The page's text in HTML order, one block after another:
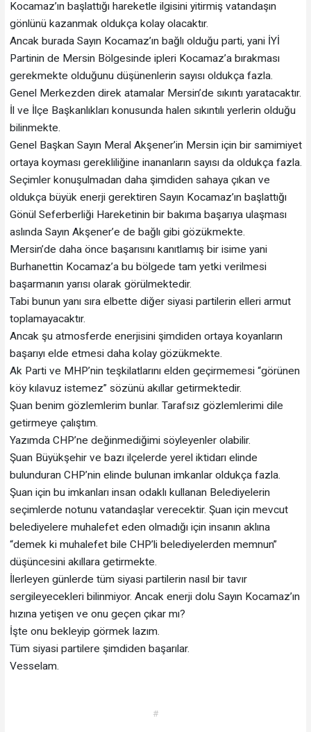
Kocamaz’ın başlattığı hareketle ilgisini yitirmiş vatandaşın
gönlünü kazanmak oldukça kolay olacaktır.
Ancak burada Sayın Kocamaz’ın bağlı olduğu parti, yani İYİ
Partinin de Mersin Bölgesinde ipleri Kocamaz’a bırakması
gerekmekte olduğunu düşünenlerin sayısı oldukça fazla.
Genel Merkezden direk atamalar Mersin’de sıkıntı yaratacaktır.
İl ve İlçe Başkanlıkları konusunda halen sıkıntılı yerlerin olduğu
bilinmekte.
Genel Başkan Sayın Meral Akşener’in Mersin için bir samimiyet
ortaya koyması gerekliliğine inananların sayısı da oldukça fazla.
Seçimler konuşulmadan daha şimdiden sahaya çıkan ve
oldukça büyük enerji gerektiren Sayın Kocamaz’ın başlattığı
Gönül Seferberliği Hareketinin bir bakıma başarıya ulaşması
aslında Sayın Akşener’e de bağlı gibi gözükmekte.
Mersin’de daha önce başarısını kanıtlamış bir isime yani
Burhanettin Kocamaz’a bu bölgede tam yetki verilmesi
başarmanın yarısı olarak görülmektedir.
Tabi bunun yanı sıra elbette diğer siyasi partilerin elleri armut
toplamayacaktır.
Ancak şu atmosferde enerjisini şimdiden ortaya koyanların
başarıyı elde etmesi daha kolay gözükmekte.
Ak Parti ve MHP’nin teşkilatlarını elden geçirmemesi “görünen
köy kılavuz istemez” sözünü akıllar getirmektedir.
Şuan benim gözlemlerim bunlar. Tarafsız gözlemlerimi dile
getirmeye çalıştım.
Yazımda CHP’ne değinmediğimi söyleyenler olabilir.
Şuan Büyükşehir ve bazı ilçelerde yerel iktidarı elinde
bulunduran CHP’nin elinde bulunan imkanlar oldukça fazla.
Şuan için bu imkanları insan odaklı kullanan Belediyelerin
seçimlerde notunu vatandaşlar verecektir. Şuan için mevcut
belediyelere muhalefet eden olmadığı için insanın aklına
“demek ki muhalefet bile CHP’li belediyelerden memnun”
düşüncesini akıllara getirmekte.
İlerleyen günlerde tüm siyasi partilerin nasıl bir tavır
sergileyecekleri bilinmiyor. Ancak enerji dolu Sayın Kocamaz’ın
hızına yetişen ve onu geçen çıkar mı?
İşte onu bekleyip görmek lazım.
Tüm siyasi partilere şimdiden başarılar.
Vesselam.
#